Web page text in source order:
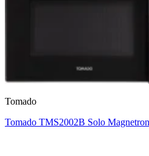
Tomado
Tomado TMS2002B Solo